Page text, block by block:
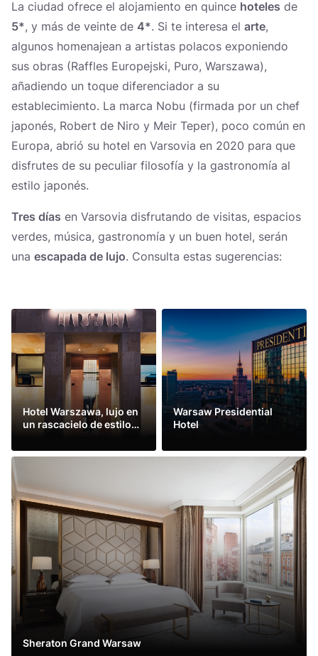
La ciudad ofrece el alojamiento en quince hoteles de
5*, y más de veinte de 4*. Si te interesa el arte,
algunos homenajean a artistas polacos exponiendo
sus obras (Raffles Europejski, Puro, Warszawa),
añadiendo un toque diferenciador a su
establecimiento. La marca Nobu (firmada por un chef
japonés, Robert de Niro y Meir Teper), poco común en
Europa, abrió su hotel en Varsovia en 2020 para que
disfrutes de su peculiar filosofía y la gastronomía al
estilo japonés.
Tres días en Varsovia disfrutando de visitas, espacios
verdes, música, gastronomía y un buen hotel, serán
una escapada de lujo. Consulta estas sugerencias:
Hotel Warszawa, lujo en
un rascacielo de estilo
Leer más
Warsaw Presidential
Hotel
Leer más
Sheraton Grand Warsaw